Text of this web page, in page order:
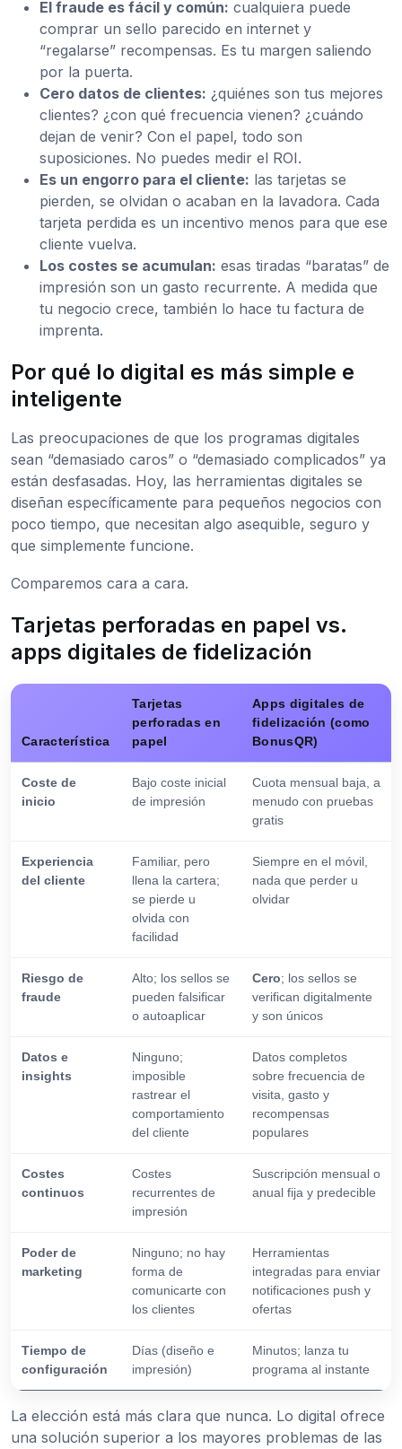
El fraude es fácil y común: cualquiera puede
comprar un sello parecido en internet y
“regalarse” recompensas. Es tu margen saliendo
por la puerta.
Cero datos de clientes: ¿quiénes son tus mejores
clientes? ¿con qué frecuencia vienen? ¿cuándo
dejan de venir? Con el papel, todo son
suposiciones. No puedes medir el ROI.
Es un engorro para el cliente: las tarjetas se
pierden, se olvidan o acaban en la lavadora. Cada
tarjeta perdida es un incentivo menos para que ese
cliente vuelva.
Los costes se acumulan: esas tiradas “baratas” de
impresión son un gasto recurrente. A medida que
tu negocio crece, también lo hace tu factura de
imprenta.
Por qué lo digital es más simple e
inteligente
Las preocupaciones de que los programas digitales
sean “demasiado caros” o “demasiado complicados” ya
están desfasadas. Hoy, las herramientas digitales se
diseñan específicamente para pequeños negocios con
poco tiempo, que necesitan algo asequible, seguro y
que simplemente funcione.
Comparemos cara a cara.
Tarjetas perforadas en papel vs.
apps digitales de fidelización
Característica
Tarjetas
perforadas en
papel
Apps digitales de
fidelización (como
BonusQR)
Coste de
inicio
Bajo coste inicial
de impresión
Cuota mensual baja, a
menudo con pruebas
gratis
Experiencia
del cliente
Familiar, pero
llena la cartera;
se pierde u
olvida con
facilidad
Siempre en el móvil,
nada que perder u
olvidar
Riesgo de
fraude
Alto; los sellos se
pueden falsificar
o autoaplicar
Cero; los sellos se
verifican digitalmente
y son únicos
Datos e
insights
Ninguno;
imposible
rastrear el
comportamiento
del cliente
Datos completos
sobre frecuencia de
visita, gasto y
recompensas
populares
Costes
continuos
Costes
recurrentes de
impresión
Suscripción mensual o
anual fija y predecible
Poder de
marketing
Ninguno; no hay
forma de
comunicarte con
los clientes
Herramientas
integradas para enviar
notificaciones push y
ofertas
Tiempo de
configuración
Días (diseño e
impresión)
Minutos; lanza tu
programa al instante
La elección está más clara que nunca. Lo digital ofrece
una solución superior a los mayores problemas de las